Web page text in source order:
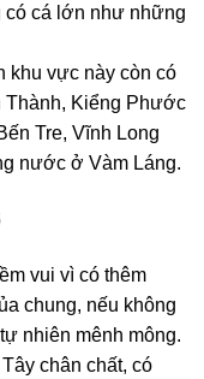
có cá lớn như những
khu vực này còn có
Thành, Kiểng Phước
Tre, Vĩnh Long
nước ở Vàm Láng.
vui vì có thêm
chung, nếu không
nhiên mênh mông.
chân chất, có